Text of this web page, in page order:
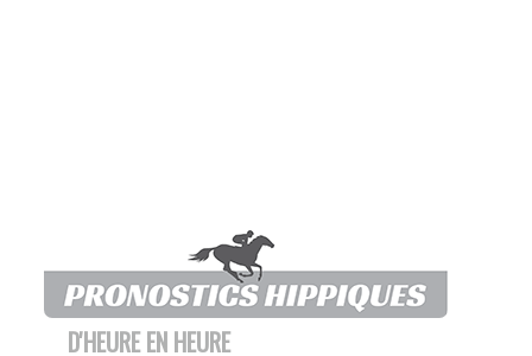
D'HEURE EN HEURE